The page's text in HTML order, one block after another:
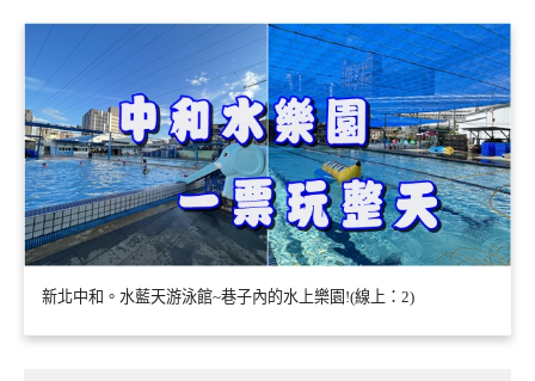
新北中和。水藍天游泳館~巷子內的水上樂園!(線上：2)